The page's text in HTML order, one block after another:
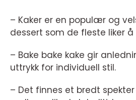
– Kaker er en populær og
dessert som de fleste liker å
– Bake bake kake gir
uttrykk for individuell stil.
– Det finnes et bredt